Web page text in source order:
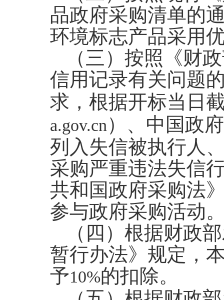
品政府采购清单的
环境标志产品采用
（三）按照《财
信用记录有关问题
求，根据开标当日
a.gov.cn ）、中国政
列入失信被执行人
采购严重违法失信
共和国政府采购法
参与政府采购活动
（四）根据财政
暂行办法》规定，
予10%的扣除。